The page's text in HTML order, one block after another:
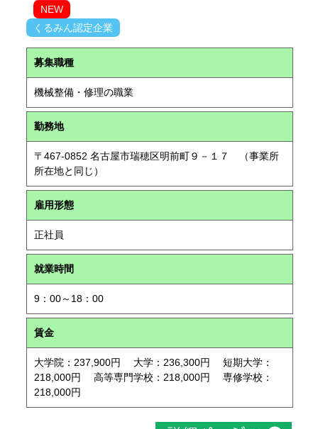
NEW
くるみん認定企業
募集職種
機械整備・修理の職業
勤務地
〒467-0852 名古屋市瑞穂区明前町９－１７ （事業所
所在地と同じ）
雇用形態
正社員
就業時間
9：00～18：00
賃金
大学院：237,900円 大学：236,300円 短期大学：
218,000円 高等専門学校：218,000円 専修学校：
218,000円